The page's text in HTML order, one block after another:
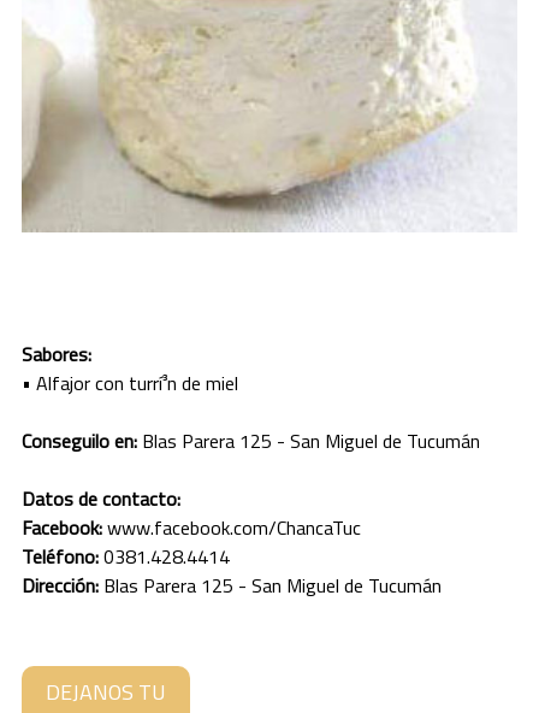
COSTA ATLANTICA
ENTRE RÍOS
FORMOSA
MENDOZA
RIO NEGRO
SALTA
SAN LUIS
Sabores:
• Alfajor con turrí³n de miel
Conseguilo en:Blas Parera 125 - San Miguel de Tucumán
Datos de contacto:
Facebook:www.facebook.com/ChancaTuc
Teléfono:0381.428.4414
Dirección:Blas Parera 125 - San Miguel de Tucumán
DEJANOS TU